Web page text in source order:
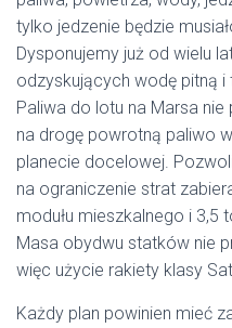
tylko jedzenie będzie
Dysponujemy już od wielu
odzyskujących wodę pitną i
Paliwa do lotu na Marsa
na drogę powrotną paliwo
planecie docelowej.
na ograniczenie strat
modułu mieszkalnego i
Masa obydwu statków nie
więc użycie rakiety klasy
Każdy plan powinien mieć